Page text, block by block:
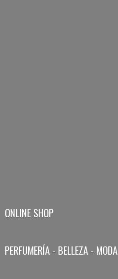
ONLINE SHOP
PERFUMERÍA - BELLEZA - MODA